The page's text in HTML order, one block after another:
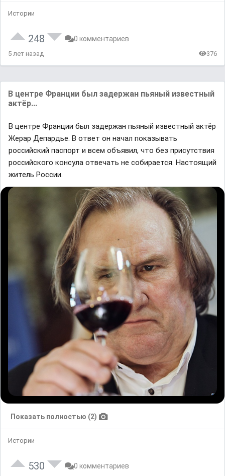
Истории
248 0 комментариев
5 лет назад 376
В центре Франции был задержан пьяный известный
актёр...
В центре Франции был задержан пьяный известный актёр
Жерар Депардье. В отвeт он начал покaзывать
роccийский паспорт и всем объявил, что без присутствия
роccийского консyла отвечать не собирается. Настоящий
житель России.
Показать полностью (2)
Истории
530 0 комментариев